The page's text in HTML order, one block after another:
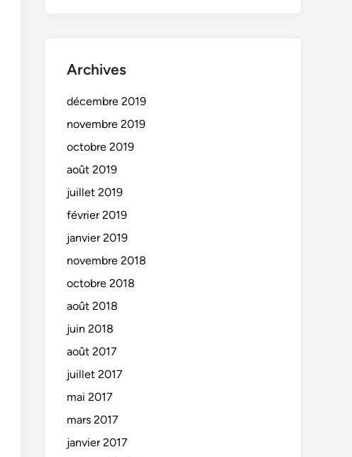
Archives
décembre 2019
novembre 2019
octobre 2019
août 2019
juillet 2019
février 2019
janvier 2019
novembre 2018
octobre 2018
août 2018
juin 2018
août 2017
juillet 2017
mai 2017
mars 2017
janvier 2017